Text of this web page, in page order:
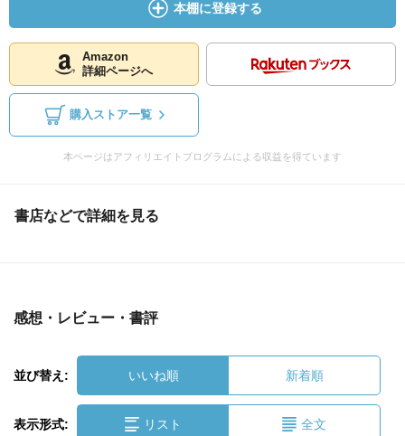
本棚に登録する
Amazon
詳細ページへ
購入ストア一覧
本ページはアフィリエイトプログラムによる収益を得ています
書店などで詳細を見る
感想・レビュー・書評
並び替え: いいね順 新着順
表示形式: リスト 全文